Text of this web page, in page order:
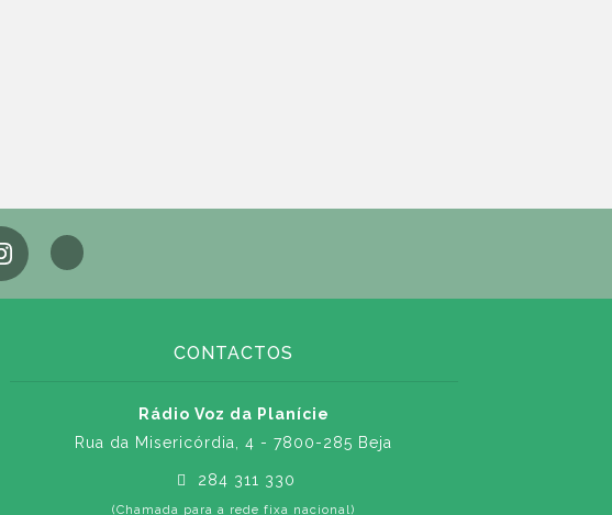
CONTACTOS
Rádio Voz da Planície
Rua da Misericórdia, 4 - 7800-285 Beja
284 311 330
(Chamada para a rede fixa nacional)